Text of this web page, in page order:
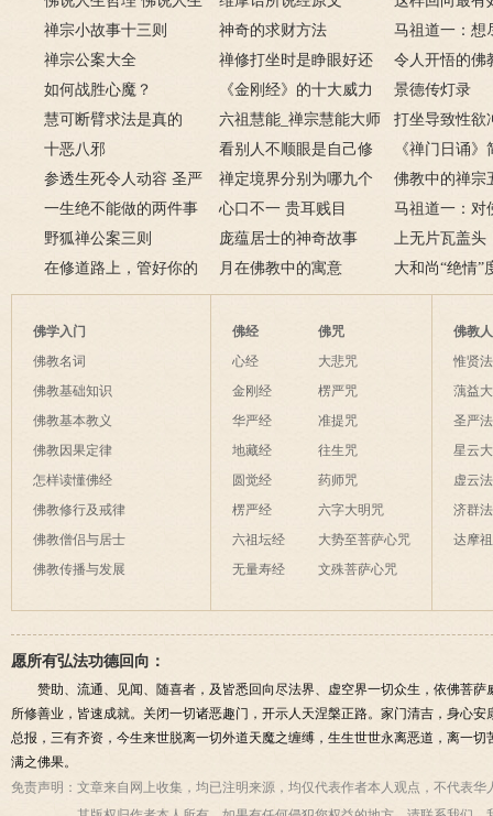
感悟的句子
禅宗小故事十三则
神奇的求财方法
马祖道一：想
弟子开悟
禅宗公案大全
禅修打坐时是睁眼好还
是闭眼好？
令人开悟的佛
百首！
如何战胜心魔？ 《金刚经》的十大威力
景德传灯录
慧可断臂求法是真的
吗？二祖断臂求法的故
事
六祖慧能_禅宗慧能大师
的一生
打坐导致性欲
么办
十恶八邪
看别人不顺眼是自己修
养不够
《禅门日诵》
参透生死令人动容 圣严
法师圆寂前曾拒绝换
肾
禅定境界分别为哪九个
层次呢？
佛教中的禅宗
谁？禅宗五祖
绍
一生绝不能做的两件事 心口不一 贵耳贱目
马祖道一：对
也是菩萨境界
野狐禅公案三则 庞蕴居士的神奇故事
上无片瓦盖头
土立足
在修道路上，管好你的
这些动物和这条虫子
月在佛教中的寓意 大和尚“绝情”
佛学入门
佛教名词
佛教基础知识
佛教基本教义
佛教因果定律
怎样读懂佛经
佛教修行及戒律
佛教僧侣与居士
佛教传播与发展
佛经
心经
金刚经
华严经
地藏经
圆觉经
楞严经
六祖坛经
无量寿经
佛咒
大悲咒
楞严咒
准提咒
往生咒
药师咒
六字大明咒
大势至菩萨心咒
文殊菩萨心咒
佛教
惟贤
蕅益
圣严
星云
虚云
济群
达摩
愿所有弘法功德回向：
赞助、流通、见闻、随喜者，及皆悉回向尽法界、虚空界一切众生，依佛菩
所修善业，皆速成就。关闭一切诸恶趣门，开示人天涅槃正路。家门清吉，身心
总报，三有齐资，今生来世脱离一切外道天魔之缠缚，生生世世永离恶道，离一
满之佛果。
免责声明： 文章来自网上收集，均已注明来源，均仅代表作者本人观点，不代表